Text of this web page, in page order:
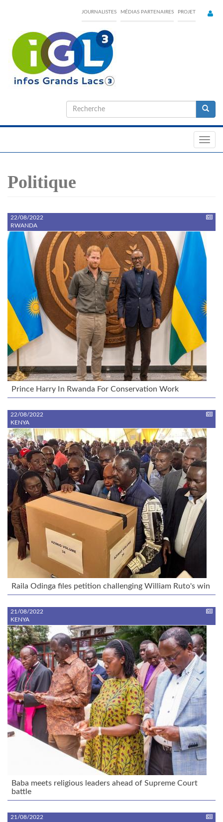
content
JOURNALISTES MÉDIAS PARTENAIRES PROJET
Formulaire
de
Politique
22/08/2022
RWANDA
Prince Harry In Rwanda For Conservation Work
22/08/2022
KENYA
Raila Odinga files petition challenging William Ruto's win
21/08/2022
KENYA
Baba meets religious leaders ahead of Supreme Court
battle
21/08/2022